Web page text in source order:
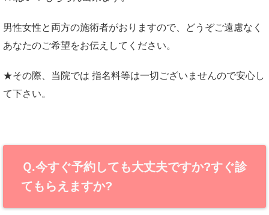
男性女性と両方の施術者がおりますので、どうぞご遠慮なく
あなたのご希望をお伝えしてください。
★その際、当院では 指名料等は一切ございませんので安心し
て下さい。
Ｑ.今すぐ予約しても大丈夫ですか?すぐ診
てもらえますか?